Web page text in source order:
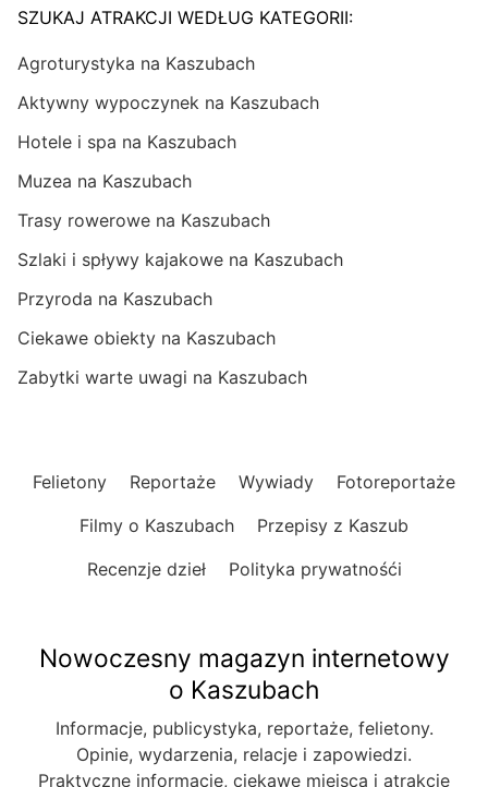
SZUKAJ ATRAKCJI WEDŁUG KATEGORII:
Agroturystyka na Kaszubach
Aktywny wypoczynek na Kaszubach
Hotele i spa na Kaszubach
Muzea na Kaszubach
Trasy rowerowe na Kaszubach
Szlaki i spływy kajakowe na Kaszubach
Przyroda na Kaszubach
Ciekawe obiekty na Kaszubach
Zabytki warte uwagi na Kaszubach
Felietony Reportaże Wywiady
Fotoreportaże
Filmy o Kaszubach
Przepisy z Kaszub
Recenzje dzieł
Polityka prywatnośći
Nowoczesny magazyn internetowy
o Kaszubach
Informacje, publicystyka, reportaże, felietony.
Opinie, wydarzenia, relacje i zapowiedzi.
Praktyczne informacje, ciekawe miejsca i atrakcje